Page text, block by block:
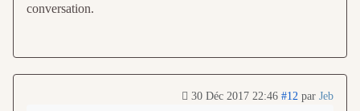
conversation.
30 Déc 2017 22:46 #12 par Jeb